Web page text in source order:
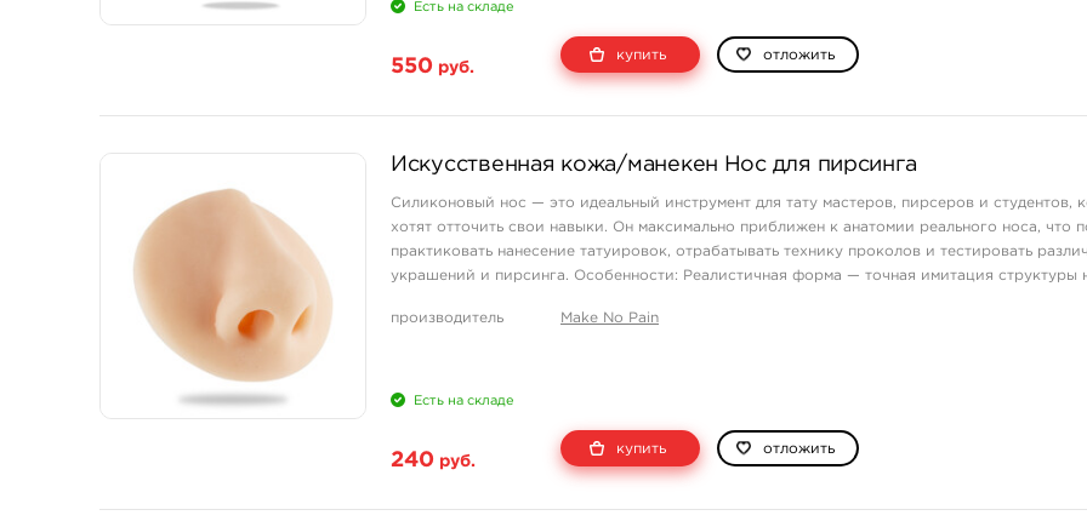
Есть на складе
550 руб.
купить отложить
Искусственная кожа/манекен Нос для пирсинга
Силиконовый нос — это идеальный инструмент для тату мастеров, пирсеров и студентов,
хотят отточить свои навыки. Он максимально приближен к анатомии реального носа, что
практиковать нанесение татуировок, отрабатывать технику проколов и тестировать
украшений и пирсинга. Особенности: Реалистичная форма — точная имитация структуры
производитель
Make No Pain
Есть на складе
240 руб.
купить отложить